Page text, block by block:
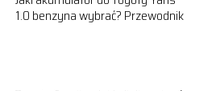
1.0 benzyna wybrać? Przewodnik